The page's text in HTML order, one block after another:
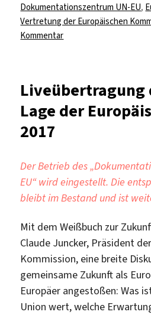
Dokumentationszentrum UN-EU,
Vertretung der Europäischen
Kommentarzu
Thema:
Europa
nach
solidarisch
und
sozial!
Liveübertragung
Lage der
2017
Der Betrieb des
EU“ wird eingestellt. Die
bleibt im Bestand und ist
Mit dem Weißbuch zur
Claude Juncker, Präsident
Kommission, eine breite
gemeinsame Zukunft als
Europäer angestoßen: Was
Union wert, welche